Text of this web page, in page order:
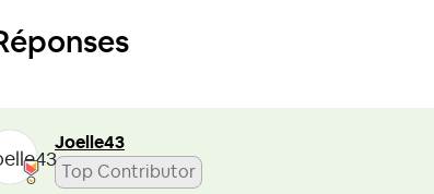
Joelle43
Top Contributor